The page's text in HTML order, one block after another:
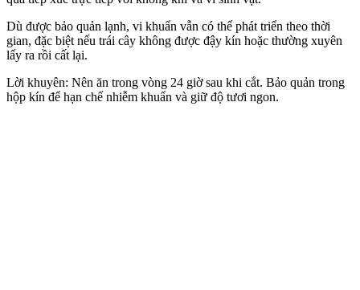
Dù được bảo quản lạnh, vi khuẩn vẫn có thể phát triển theo thời
gian, đặc biệt nếu trái cây không được đậy kín hoặc thường xuyên
lấy ra rồi cất lại.
Lời khuyên: Nên ăn trong vòng 24 giờ sau khi cắt. Bảo quản trong
hộp kín để hạn chế nhiễm khuẩn và giữ độ tươi ngon.